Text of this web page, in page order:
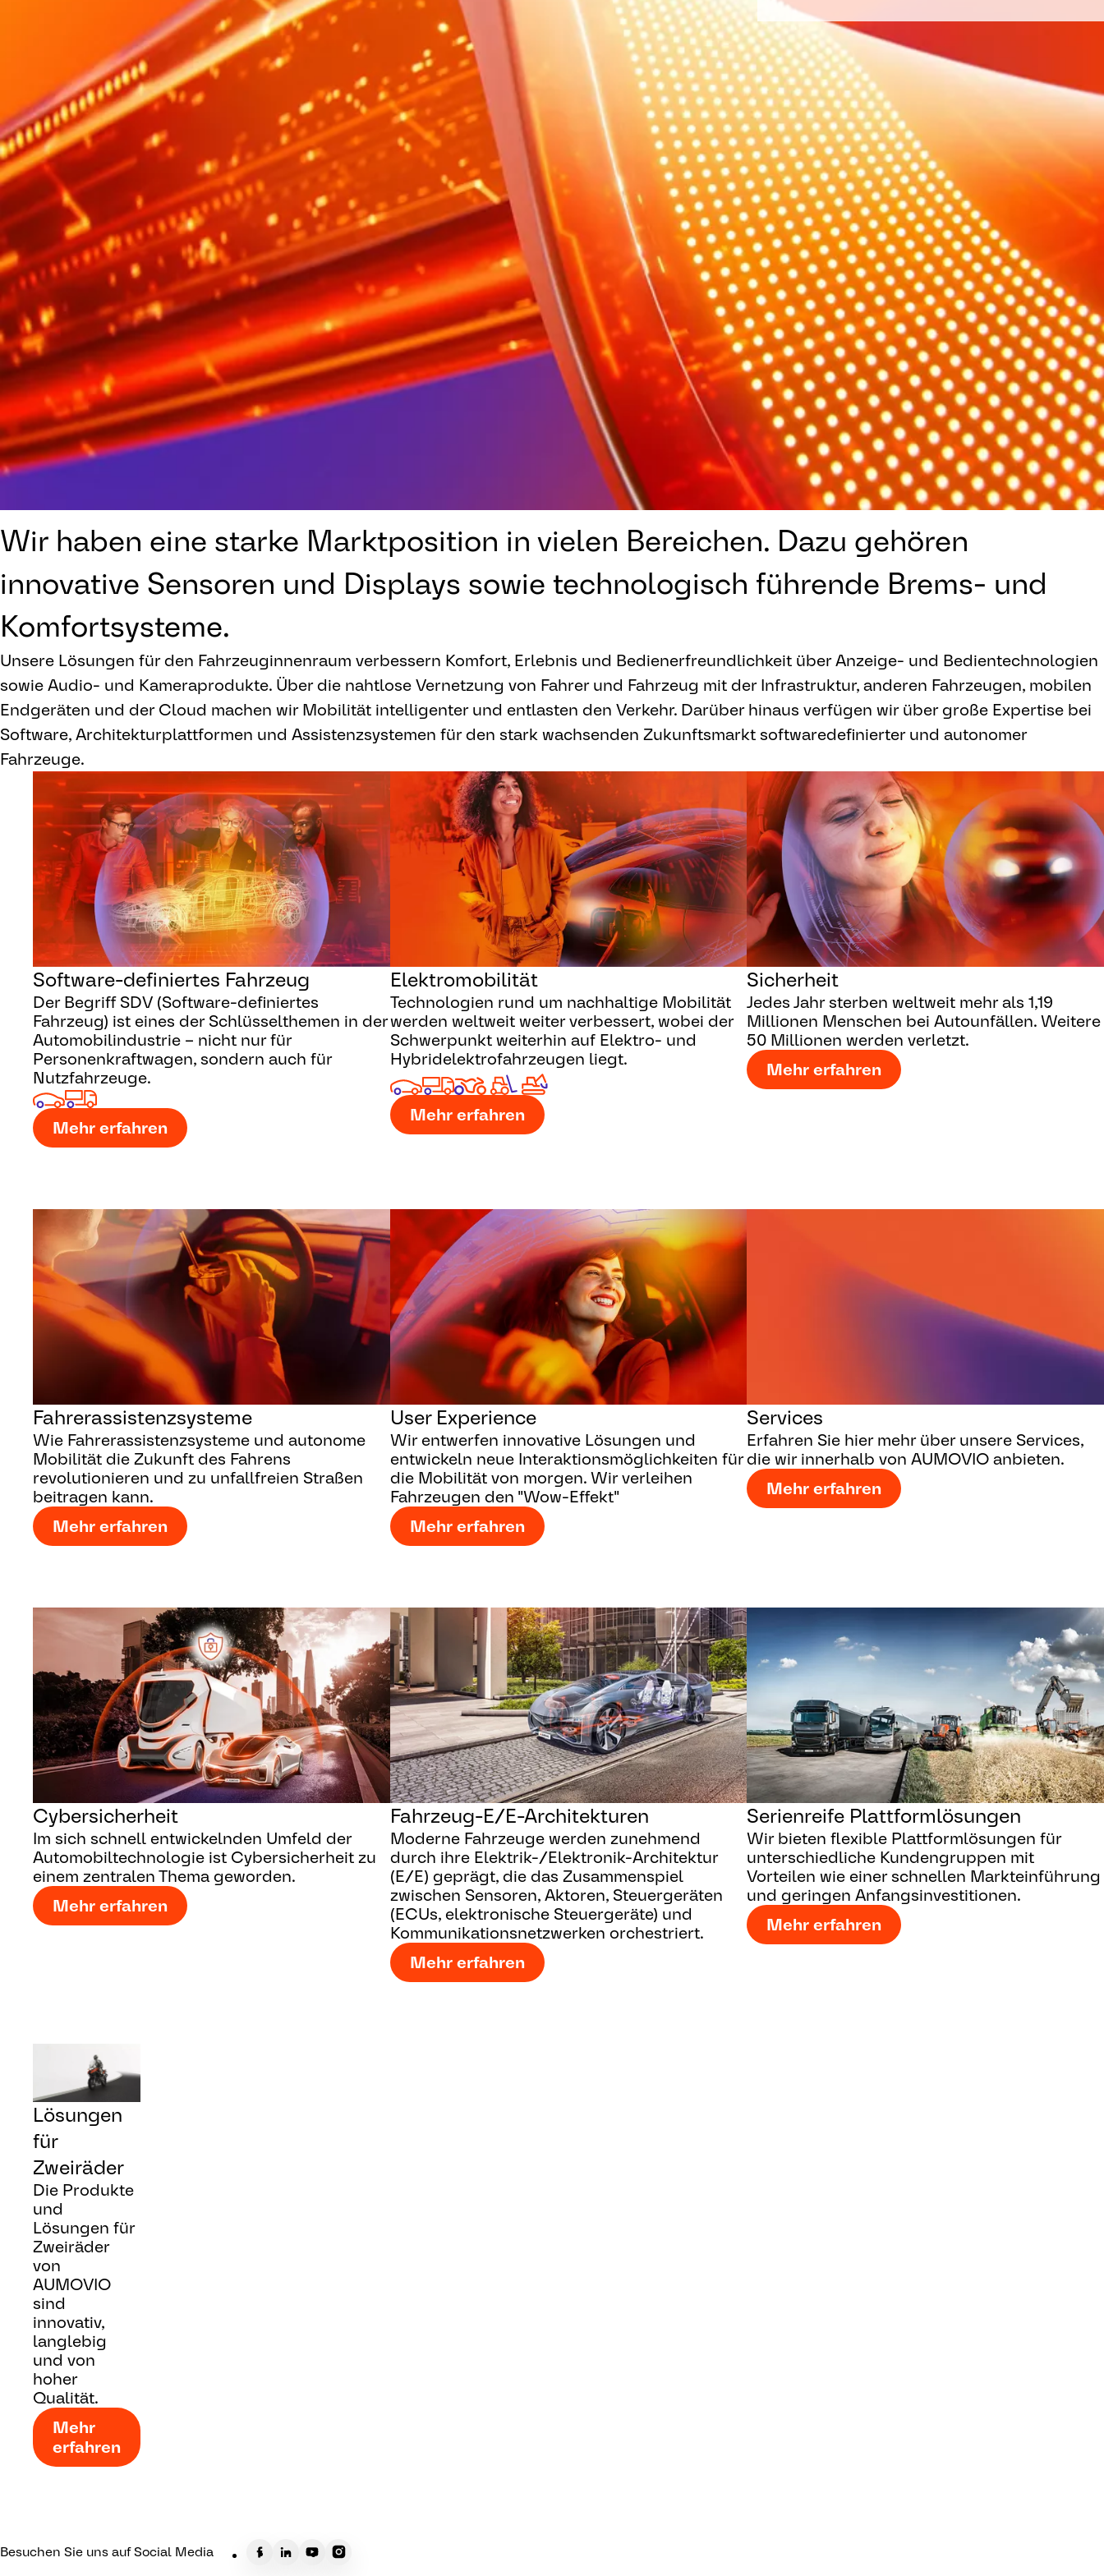
Wir haben eine starke Marktposition in vielen Bereichen. Dazu gehören
innovative Sensoren und Displays sowie technologisch führende Brems- und
Komfortsysteme.
Unsere Lösungen für den Fahrzeuginnenraum verbessern Komfort, Erlebnis und Bedienerfreundlichkeit über Anzeige- und Bedientechnologien
sowie Audio- und Kameraprodukte. Über die nahtlose Vernetzung von Fahrer und Fahrzeug mit der Infrastruktur, anderen Fahrzeugen, mobilen
Endgeräten und der Cloud machen wir Mobilität intelligenter und entlasten den Verkehr. Darüber hinaus verfügen wir über große Expertise bei
Software, Architekturplattformen und Assistenzsystemen für den stark wachsenden Zukunftsmarkt softwaredefinierter und autonomer
Fahrzeuge.
Software-definiertes Fahrzeug
Der Begriff SDV (Software-definiertes
Fahrzeug) ist eines der Schlüsselthemen in der
Automobilindustrie – nicht nur für
Personenkraftwagen, sondern auch für
Nutzfahrzeuge.
Mehr erfahren
Elektromobilität
Technologien rund um nachhaltige Mobilität
werden weltweit weiter verbessert, wobei der
Schwerpunkt weiterhin auf Elektro- und
Hybridelektrofahrzeugen liegt.
Mehr erfahren
Sicherheit
Jedes Jahr sterben weltweit mehr als 1,19
Millionen Menschen bei Autounfällen. Weitere
50 Millionen werden verletzt.
Mehr erfahren
Fahrerassistenzsysteme
Wie Fahrerassistenzsysteme und autonome
Mobilität die Zukunft des Fahrens
revolutionieren und zu unfallfreien Straßen
beitragen kann.
Mehr erfahren
User Experience
Wir entwerfen innovative Lösungen und
entwickeln neue Interaktionsmöglichkeiten für
die Mobilität von morgen. Wir verleihen
Fahrzeugen den "Wow-Effekt"
Mehr erfahren
Services
Erfahren Sie hier mehr über unsere Services,
die wir innerhalb von AUMOVIO anbieten.
Mehr erfahren
Cybersicherheit
Im sich schnell entwickelnden Umfeld der
Automobiltechnologie ist Cybersicherheit zu
einem zentralen Thema geworden.
Mehr erfahren
Fahrzeug-E/E-Architekturen
Moderne Fahrzeuge werden zunehmend
durch ihre Elektrik-/Elektronik-Architektur
(E/E) geprägt, die das Zusammenspiel
zwischen Sensoren, Aktoren, Steuergeräten
(ECUs, elektronische Steuergeräte) und
Kommunikationsnetzwerken orchestriert.
Mehr erfahren
Serienreife Plattformlösungen
Wir bieten flexible Plattformlösungen für
unterschiedliche Kundengruppen mit
Vorteilen wie einer schnellen Markteinführung
und geringen Anfangsinvestitionen.
Mehr erfahren
Lösungen
für
Zweiräder
Die Produkte
und
Lösungen für
Zweiräder
von
AUMOVIO
sind
innovativ,
langlebig
und von
hoher
Qualität.
Mehr
erfahren
Besuchen Sie uns auf Social Media